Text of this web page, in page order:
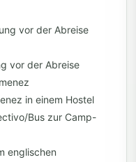
vor der Abreise
vor der Abreise
in einem Hostel
Bus zur Camp-
englischen